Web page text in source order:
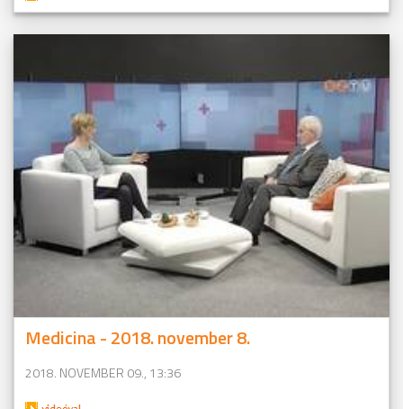
Medicina - 2018. november 8.
2018. NOVEMBER 09., 13:36